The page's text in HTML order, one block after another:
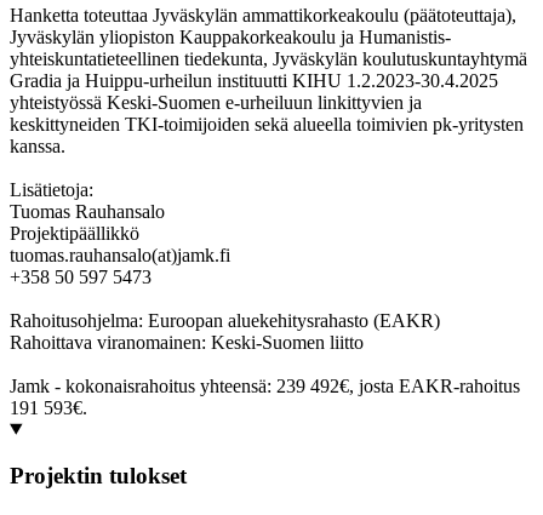
Hanketta toteuttaa Jyväskylän ammattikorkeakoulu (päätoteuttaja),
Jyväskylän yliopiston Kauppakorkeakoulu ja Humanistis-
yhteiskuntatieteellinen tiedekunta, Jyväskylän koulutuskuntayhtymä
Gradia ja Huippu-urheilun instituutti KIHU 1.2.2023-30.4.2025
yhteistyössä Keski-Suomen e-urheiluun linkittyvien ja
keskittyneiden TKI-toimijoiden sekä alueella toimivien pk-yritysten
kanssa.
Lisätietoja:
Tuomas Rauhansalo
Projektipäällikkö
tuomas.rauhansalo(at)jamk.fi
+358 50 597 5473
Rahoitusohjelma: Euroopan aluekehitysrahasto (EAKR)
Rahoittava viranomainen: Keski-Suomen liitto
Jamk - kokonaisrahoitus yhteensä: 239 492€, josta EAKR-rahoitus
191 593€.
Projektin tulokset